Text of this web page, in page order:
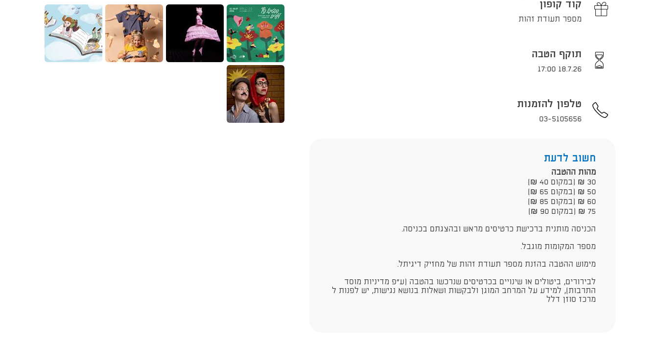
קוד קופון
מספר תעודת זהות
תוקף הטבה
18.7.26 17:00
טלפון להזמנות
03-5105656
חשוב לדעת
מהות ההטבה​
30 ₪ (במקום 40 ₪)
​50 ₪ (במקום 65 ₪)
60 ₪ (במקום 85 ₪)
75 ₪ (במקום 90 ​₪)
הכניסה מותנית ברכישת כרטיסים מראש ובהצגתם בכניסה.
מספר המקומות מוגבל.
מימוש ההטבה בהזנת מספר תעודת זהות של מחזיק דיגיתל.
לבירורים, ביטולים או שינויים בכרטיסים שנרכשו בהטבה (ע"פ מדיניות מוסד
התרבות), למידע על המרחב המוגן ולבקשות ושאלות בנושא נגישות, יש לפנות ל​
מרכז סוזן דלל